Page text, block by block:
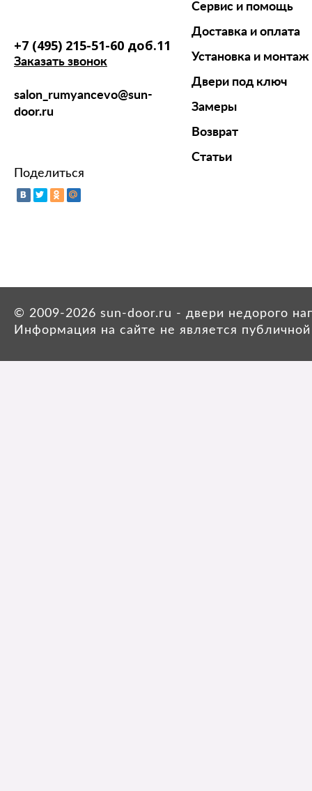
+7 (495) 215-51-60 доб.11
Заказать звонок
salon_rumyancevo@sun-
door.ru
Поделиться
Сервис и помощь
Доставка и оплата
Установка и монтаж
Двери под ключ
Замеры
Возврат
Статьи
© 2009-2026 sun-door.ru - двери недорого
Информация на сайте не является